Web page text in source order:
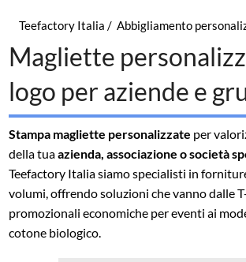
Teefactory Italia Abbigliamento
Magliette
logo per aziende e
Stampa magliette personalizzate per
della tuaazienda, associazione o società
Teefactory Italia siamo specialisti in
volumi, offrendo soluzioni che vanno dalle
promozionali economiche per eventi ai
cotone biologico.